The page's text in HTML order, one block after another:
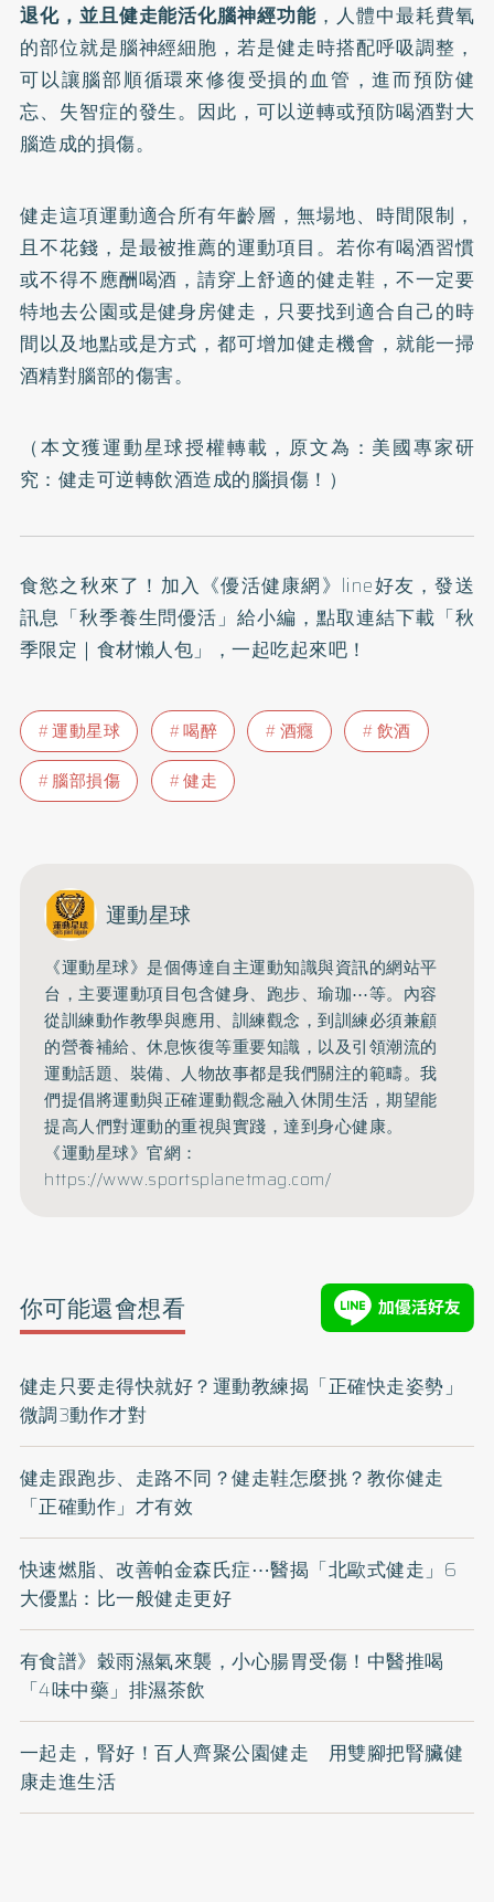
退化，並且健走能活化腦神經功能 ，人體中最耗費氧
的部位就是腦神經細胞，若是健走時搭配呼吸調整，
可以讓腦部順循環來修復受損的血管，進而預防健
忘、失智症的發生。因此，可以逆轉或預防喝酒對大
腦造成的損傷。
健走這項運動適合所有年齡層，無場地、時間限制，
且不花錢，是最被推薦的運動項目。若你有喝酒習慣
或不得不應酬喝酒，請穿上舒適的健走鞋，不一定要
特地去公園或是健身房健走，只要找到適合自己的時
間以及地點或是方式，都可增加健走機會，就能一掃
酒精對腦部的傷害。
（本文獲運動星球授權轉載，原文為： 美國專家研
究：健走可逆轉飲酒造成的腦損傷！ ）
食慾之秋來了！加入 《優活健康網》line好友 ，發送
訊息「秋季養生問優活」給小編，點取連結下載「秋
季限定｜食材懶人包」，一起吃起來吧！
運動星球 喝醉 酒癮
飲酒
腦部損傷
健走
運動星球
《運動星球》是個傳達自主運動知識與資訊的網站平
台，主要運動項目包含健身、跑步、瑜珈⋯等。內容
從訓練動作教學與應用、訓練觀念，到訓練必須兼顧
的營養補給、休息恢復等重要知識，以及引領潮流的
運動話題、裝備、人物故事都是我們關注的範疇。我
們提倡將運動與正確運動觀念融入休閒生活，期望能
提高人們對運動的重視與實踐，達到身心健康。
《運動星球》官網：
https://www.sportsplanetmag.com/
你可能還會想看
健走只要走得快就好？運動教練揭「正確快走姿勢」
微調3動作才對
健走跟跑步、走路不同？健走鞋怎麼挑？教你健走
「正確動作」才有效
快速燃脂、改善帕金森氏症⋯醫揭「北歐式健走」6
大優點：比一般健走更好
有食譜》穀雨濕氣來襲，小心腸胃受傷！中醫推喝
「4味中藥」排濕茶飲
一起走，腎好！百人齊聚公園健走 用雙腳把腎臟健
康走進生活